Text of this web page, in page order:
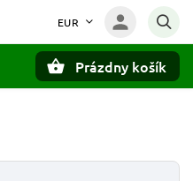
EUR
Prázdny košík